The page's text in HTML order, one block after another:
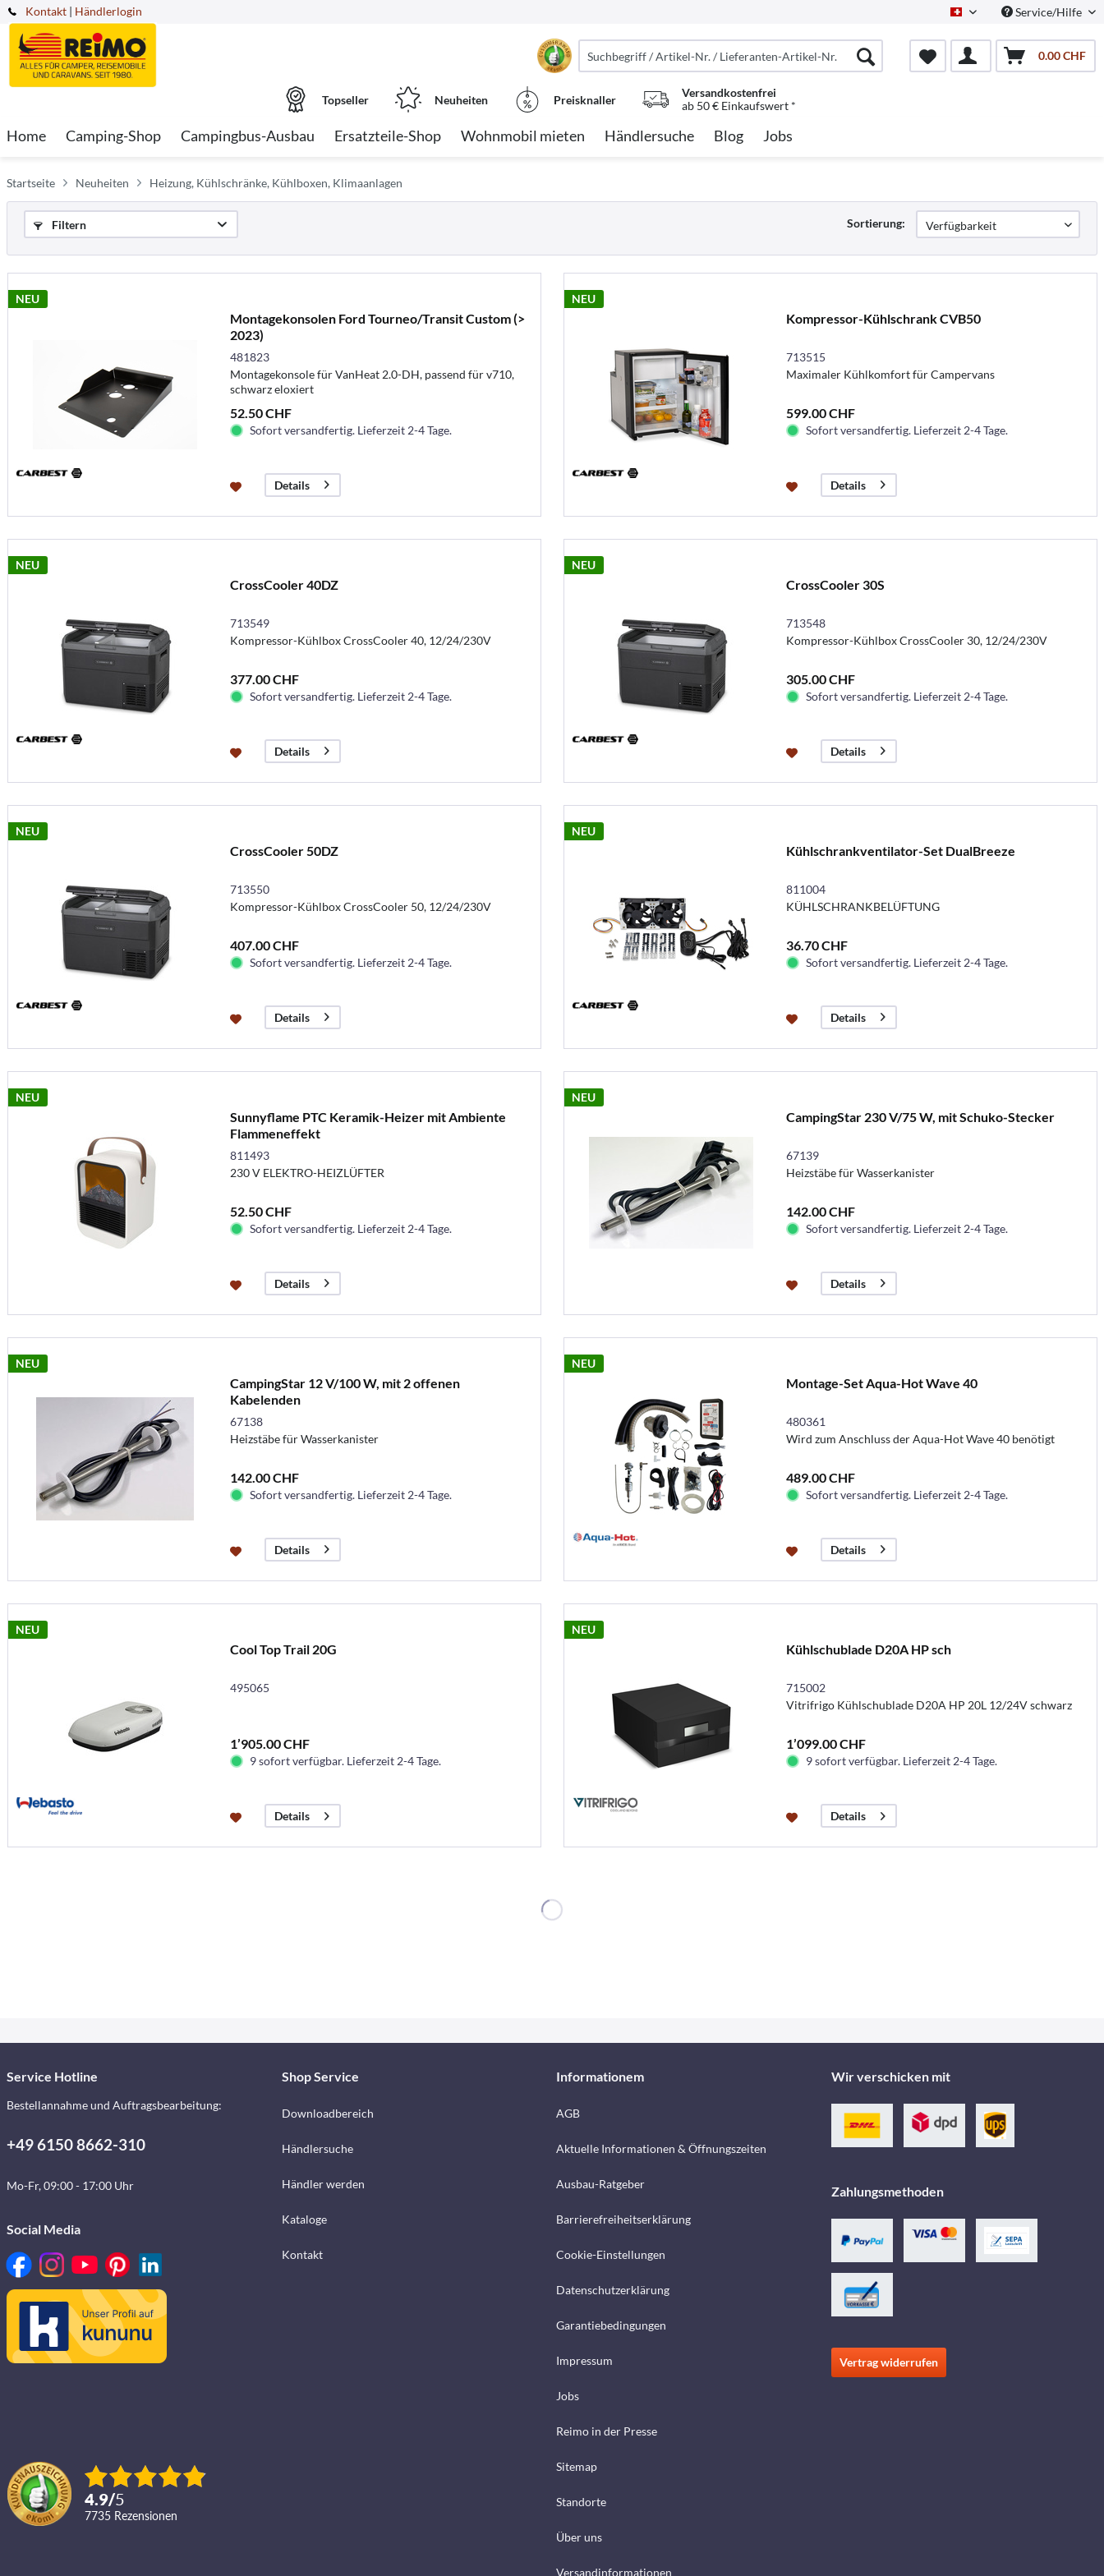
Kontakt Schweiz/DeutschService/Hilfe
| Händlerlogin
0.00 CHF
Topseller Neuheiten Preisknaller
Versandkostenfrei
ab 50 € Einkaufswert *
Home Camping-Shop Campingbus-Ausbau Ersatzteile-Shop Wohnmobil mieten Händlersuche Blog Jobs
Startseite Neuheiten Heizung, Kühlschränke, Kühlboxen, Klimaanlagen
Filtern Sortierung:
NEU
Montagekonsolen Ford Tourneo/Transit Custom (>
2023)
481823
Montagekonsole für VanHeat 2.0-DH, passend für v710,
schwarz eloxiert
52.50 CHF
Sofort versandfertig. Lieferzeit 2-4 Tage.
Details
NEU
Kompressor-Kühlschrank CVB50
713515
Maximaler Kühlkomfort für Campervans
599.00 CHF
Sofort versandfertig. Lieferzeit 2-4 Tage.
Details
NEU
CrossCooler 40DZ
713549
Kompressor-Kühlbox CrossCooler 40, 12/24/230V
377.00 CHF
Sofort versandfertig. Lieferzeit 2-4 Tage.
Details
NEU
CrossCooler 30S
713548
Kompressor-Kühlbox CrossCooler 30, 12/24/230V
305.00 CHF
Sofort versandfertig. Lieferzeit 2-4 Tage.
Details
NEU
CrossCooler 50DZ
713550
Kompressor-Kühlbox CrossCooler 50, 12/24/230V
407.00 CHF
Sofort versandfertig. Lieferzeit 2-4 Tage.
Details
NEU
Kühlschrankventilator-Set DualBreeze
811004
KÜHLSCHRANKBELÜFTUNG
36.70 CHF
Sofort versandfertig. Lieferzeit 2-4 Tage.
Details
NEU
Sunnyflame PTC Keramik-Heizer mit Ambiente
Flammeneffekt
811493
230 V ELEKTRO-HEIZLÜFTER
52.50 CHF
Sofort versandfertig. Lieferzeit 2-4 Tage.
Details
NEU
CampingStar 230 V/75 W, mit Schuko-Stecker
67139
Heizstäbe für Wasserkanister
142.00 CHF
Sofort versandfertig. Lieferzeit 2-4 Tage.
Details
NEU
CampingStar 12 V/100 W, mit 2 offenen
Kabelenden
67138
Heizstäbe für Wasserkanister
142.00 CHF
Sofort versandfertig. Lieferzeit 2-4 Tage.
Details
NEU
Montage-Set Aqua-Hot Wave 40
480361
Wird zum Anschluss der Aqua-Hot Wave 40 benötigt
489.00 CHF
Sofort versandfertig. Lieferzeit 2-4 Tage.
Details
NEU
Cool Top Trail 20G
495065
1’905.00 CHF
9 sofort verfügbar. Lieferzeit 2-4 Tage.
Details
NEU
Kühlschublade D20A HP sch
715002
Vitrifrigo Kühlschublade D20A HP 20L 12/24V schwarz
1’099.00 CHF
9 sofort verfügbar. Lieferzeit 2-4 Tage.
Details
Service Hotline
Bestellannahme und Auftragsbearbeitung:
+49 6150 8662-310
Mo-Fr, 09:00 - 17:00 Uhr
Social Media
4.9/5
7735 Rezensionen
Shop Service
Downloadbereich
Händlersuche
Händler werden
Kataloge
Kontakt
Informationem
AGB
Aktuelle Informationen & Öffnungszeiten
Ausbau-Ratgeber
Barrierefreiheitserklärung
Cookie-Einstellungen
Datenschutzerklärung
Garantiebedingungen
Impressum
Jobs
Reimo in der Presse
Sitemap
Standorte
Über uns
Versandinformationen
Wir verschicken mit
Zahlungsmethoden
Vertrag widerrufen